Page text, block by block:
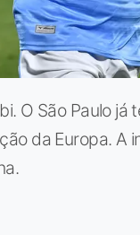
O São Paulo
da Europa.